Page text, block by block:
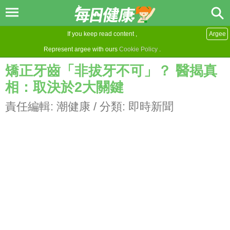
If you keep read content ,
Represent argee with ours Cookie Policy .
Argee
矯正牙齒「非拔牙不可」？ 醫揭真
相：取決於2大關鍵
責任編輯: 潮健康 / 分類: 即時新聞